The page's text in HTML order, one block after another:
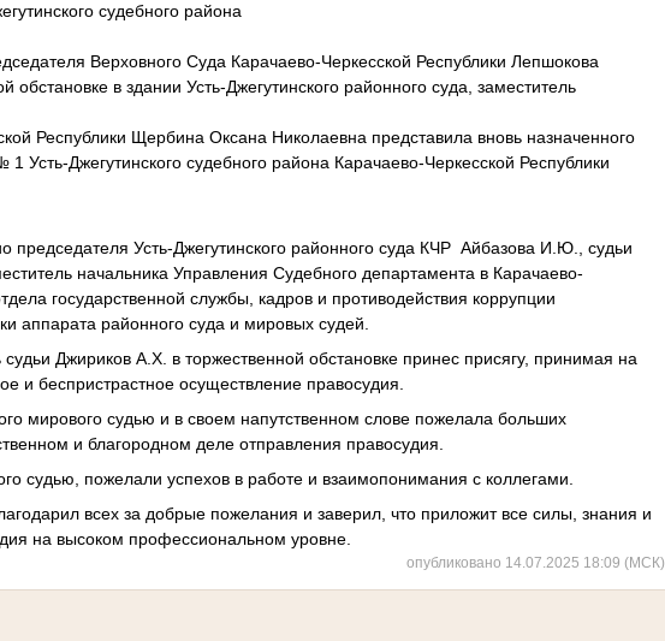
судебного района
Верховного Суда Карачаево-Черкесской Республики Лепшокова
обстановке в здании Усть-Джегутинского районного суда, заместитель
Республики Щербина Оксана Николаевна представила вновь назначенного
1 Усть-Джегутинского судебного района Карачаево-Черкесской Республики
председателя Усть-Джегутинского районного суда КЧР Айбазова И.Ю., судьи
начальника Управления Судебного департамента в Карачаево-
государственной службы, кадров и противодействия коррупции
аппарата районного суда и мировых судей.
Джириков А.Х. в торжественной обстановке принес присягу, принимая на
и беспристрастное осуществление правосудия.
мирового судью и в своем напутственном слове пожелала больших
и благородном деле отправления правосудия.
судью, пожелали успехов в работе и взаимопонимания с коллегами.
всех за добрые пожелания и заверил, что приложит все силы, знания и
на высоком профессиональном уровне.
опубликовано 14.07.2025 18:09 (МСК)